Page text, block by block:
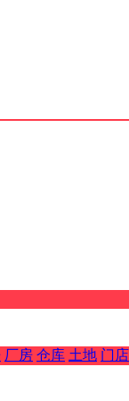
厂房 仓库 土地 门店